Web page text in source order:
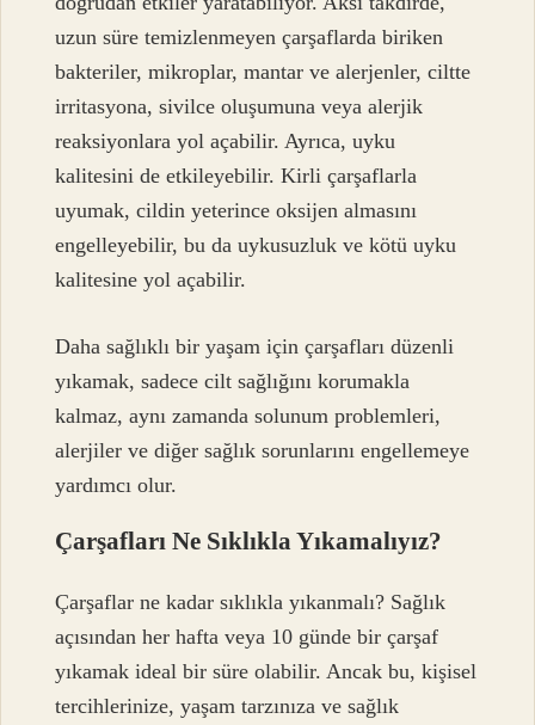
uzun süre temizlenmeyen çarşaflarda biriken
bakteriler, mikroplar, mantar ve alerjenler, ciltte
irritasyona, sivilce oluşumuna veya alerjik
reaksiyonlara yol açabilir. Ayrıca, uyku
kalitesini de etkileyebilir. Kirli çarşaflarla
uyumak, cildin yeterince oksijen almasını
engelleyebilir, bu da uykusuzluk ve kötü uyku
kalitesine yol açabilir.
Daha sağlıklı bir yaşam için çarşafları düzenli
yıkamak, sadece cilt sağlığını korumakla
kalmaz, aynı zamanda solunum problemleri,
alerjiler ve diğer sağlık sorunlarını engellemeye
yardımcı olur.
Çarşafları Ne Sıklıkla Yıkamalıyız?
Çarşaflar ne kadar sıklıkla yıkanmalı? Sağlık
açısından her hafta veya 10 günde bir çarşaf
yıkamak ideal bir süre olabilir. Ancak bu, kişisel
tercihlerinize, yaşam tarzınıza ve sağlık